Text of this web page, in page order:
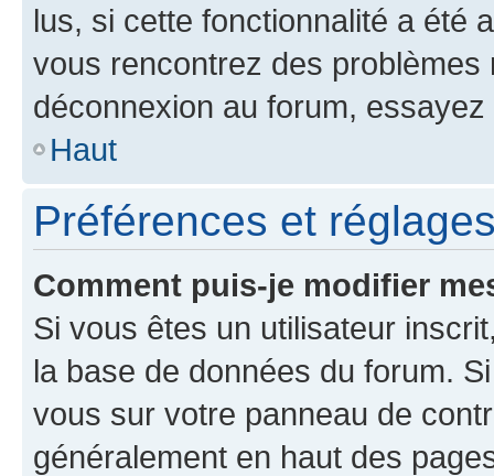
lus, si cette fonctionnalité a été
vous rencontrez des
déconnexion au forum,
Haut
Préférences et
Comment puis-je modifier
Si vous êtes un utilisateur
la base de données du forum.
vous sur votre panneau de
généralement en haut des